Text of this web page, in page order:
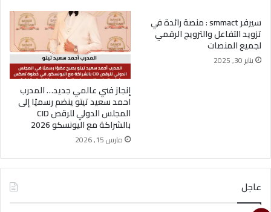
سيرفر smmact : منصة رائدة في
تزويد التفاعل والترويج الرقمي
لجميع المنصات
يناير 30, 2025
إنجاز فني عالمي جديد… المدرب
احمد سعيد تيتو ينضم رسميًا إلى
المجلس الدولي للرقص CID
بالشراكة مع اليونسكو 2026
مارس 15, 2026
عاجل